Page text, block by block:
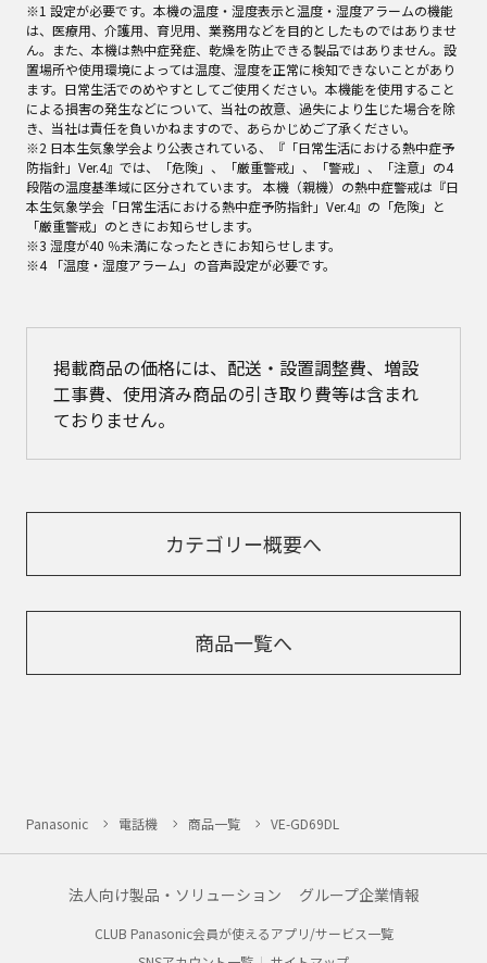
※1 設定が必要です。本機の温度・湿度表示と温度・湿度アラームの機能
は、医療用、介護用、育児用、業務用などを目的としたものではありませ
ん。また、本機は熱中症発症、乾燥を防止できる製品ではありません。設
置場所や使用環境によっては温度、湿度を正常に検知できないことがあり
ます。日常生活でのめやすとしてご使用ください。本機能を使用すること
による損害の発生などについて、当社の故意、過失により生じた場合を除
き、当社は責任を負いかねますので、あらかじめご了承ください。
※2 日本生気象学会より公表されている、『「日常生活における熱中症予
防指針」Ver.4』では、「危険」、「厳重警戒」、「警戒」、「注意」の4
段階の温度基準域に区分されています。 本機（親機）の熱中症警戒は『日
本生気象学会「日常生活における熱中症予防指針」Ver.4』の「危険」と
「厳重警戒」のときにお知らせします。
※3 湿度が40 ％未満になったときにお知らせします。
※4 「温度・湿度アラーム」の音声設定が必要です。
掲載商品の価格には、配送・設置調整費、増設
工事費、使用済み商品の引き取り費等は含まれ
ておりません。
カテゴリー概要へ
商品一覧へ
Panasonic 電話機 商品一覧 VE-GD69DL
法人向け製品・ソリューション グループ企業情報
CLUB Panasonic会員が使えるアプリ/サービス一覧